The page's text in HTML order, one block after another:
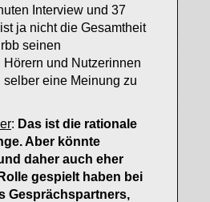
Interview und 37
ja nicht die Gesamtheit
seinen
und Nutzerinnen
selber eine Meinung zu
: Das ist die rationale
Aber könnte
daher auch eher
gespielt haben bei
Gesprächspartners,